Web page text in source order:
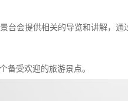
台会提供相关的导览和讲解，
备受欢迎的旅游景点。